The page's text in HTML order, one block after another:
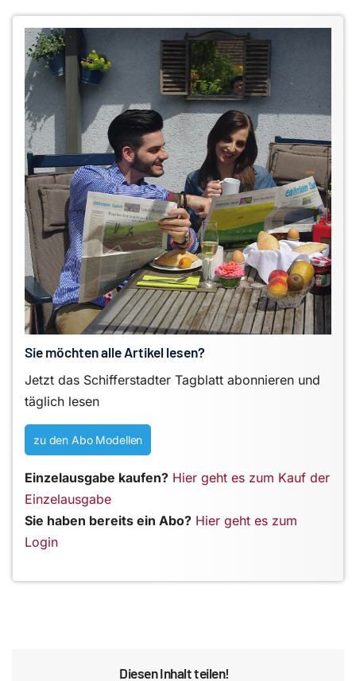
Sie möchten alle Artikel lesen?
Jetzt das Schifferstadter Tagblatt abonnieren und
täglich lesen
zu den Abo Modellen
Einzelausgabe kaufen? Hier geht es zum Kauf der
Einzelausgabe
Sie haben bereits ein Abo? Hier geht es zum
Login
Diesen Inhalt teilen!